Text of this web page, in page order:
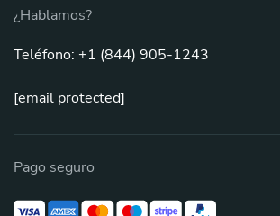
¿Hablamos?
Teléfono: +1 (844) 905-1243
[email protected]
Pago seguro